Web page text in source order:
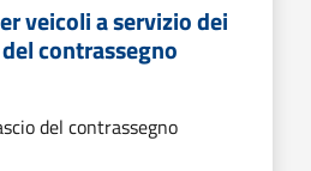
veicoli a servizio dei
contrassegno
del contrassegno